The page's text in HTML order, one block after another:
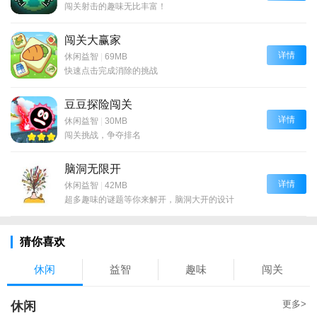
闯关射击的趣味无比丰富！
闯关大赢家
休闲益智 | 69MB
快速点击完成消除的挑战
详情
豆豆探险闯关
休闲益智 | 30MB
闯关挑战，争夺排名
详情
脑洞无限开
休闲益智 | 42MB
超多趣味的谜题等你来解开，脑洞大开的设计
详情
猜你喜欢
休闲 益智 趣味 闯关
休闲 更多>